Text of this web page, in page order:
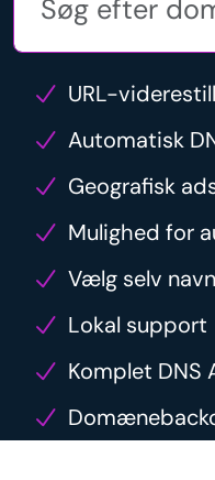
URL-
Automatisk
Geografisk
Mulighed for
Vælg selv
Lokal support
Komplet DNS